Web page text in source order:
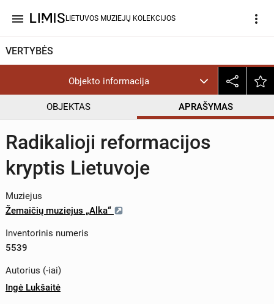
menu LIETUVOS MUZIEJŲ KOLEKCIJOS more_vert
VERTYBĖS
Objekto informacija
OBJEKTAS APRAŠYMAS
Radikalioji reformacijos
kryptis Lietuvoje
Muziejus
Žemaičių muziejus „Alka“
Inventorinis numeris
5539
Autorius (-iai)
Ingė Lukšaitė